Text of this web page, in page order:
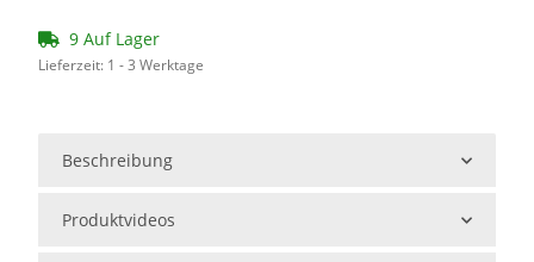
9 Auf Lager
Lieferzeit: 1 - 3 Werktage
Beschreibung
Produktvideos